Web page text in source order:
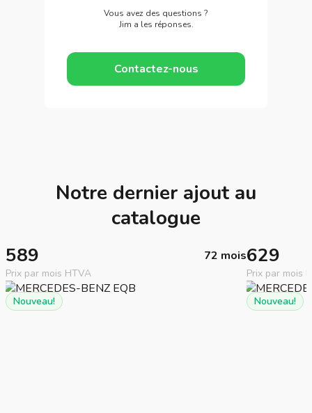
Vous avez des questions ?
Jim a les réponses.
Contactez-nous
Notre dernier ajout au
catalogue
589 72 mois
Prix par mois HTVA
Nouveau!
629
Prix par mois
Nouveau!